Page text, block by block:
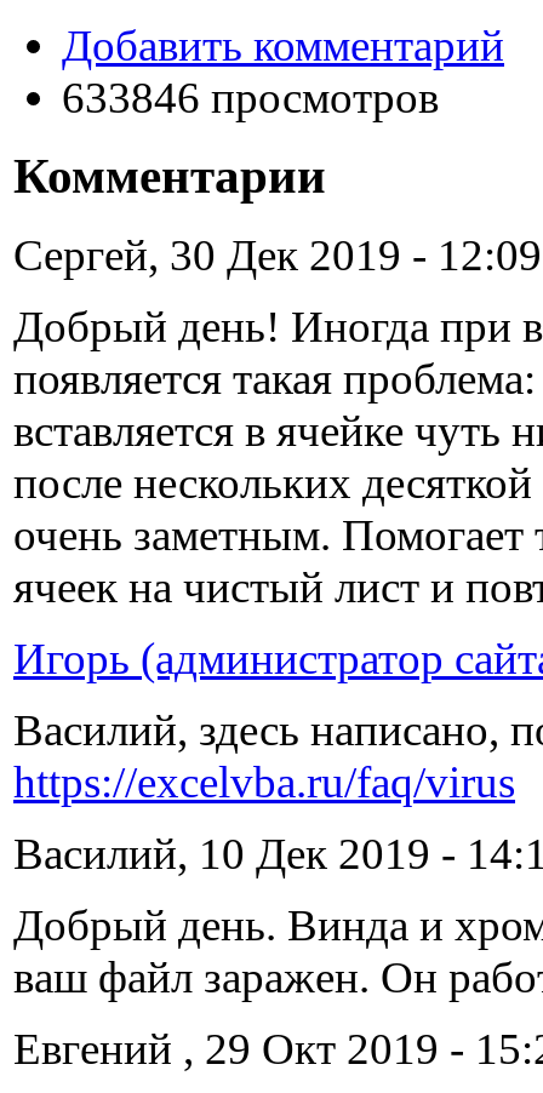
Добавить комментарий
633846 просмотров
Комментарии
Сергей, 30 Дек 2019 -
Добрый день! Иногда при
появляется такая
вставляется в ячейке
после нескольких
очень заметным. Помогает
ячеек на чистый лист и
Игорь (администратор
Василий, здесь написано,
https://excelvba.ru/faq/virus
Василий, 10 Дек 2019 -
Добрый день. Винда и
ваш файл заражен. Он
Евгений , 29 Окт 2019 -